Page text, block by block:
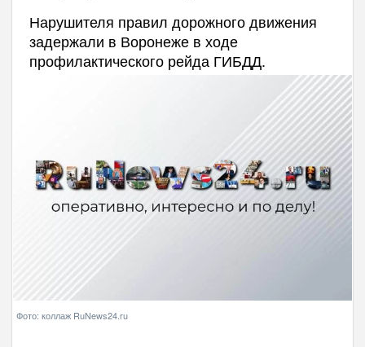
Нарушителя правил дорожного движения
задержали в Воронеже в ходе
профилактического рейда ГИБДД.
Фото: коллаж RuNews24.ru